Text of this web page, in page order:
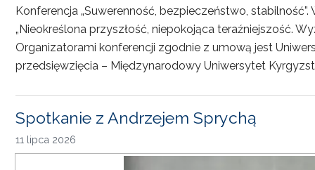
Konferencja „Suwerenność, bezpieczeństwo,
„Nieokreślona przyszłość, niepokojąca teraźniejszość.
Organizatorami konferencji zgodnie z umową jest
przedsięwzięcia – Międzynarodowy Uniwersytet
Spotkanie z Andrzejem Sprychą
11 lipca 2026